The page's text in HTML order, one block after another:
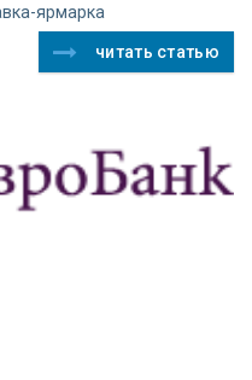
ярмарка
читать статью